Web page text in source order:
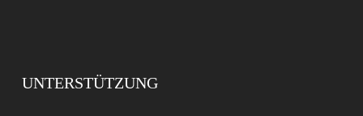
UNTERSTÜTZUNG